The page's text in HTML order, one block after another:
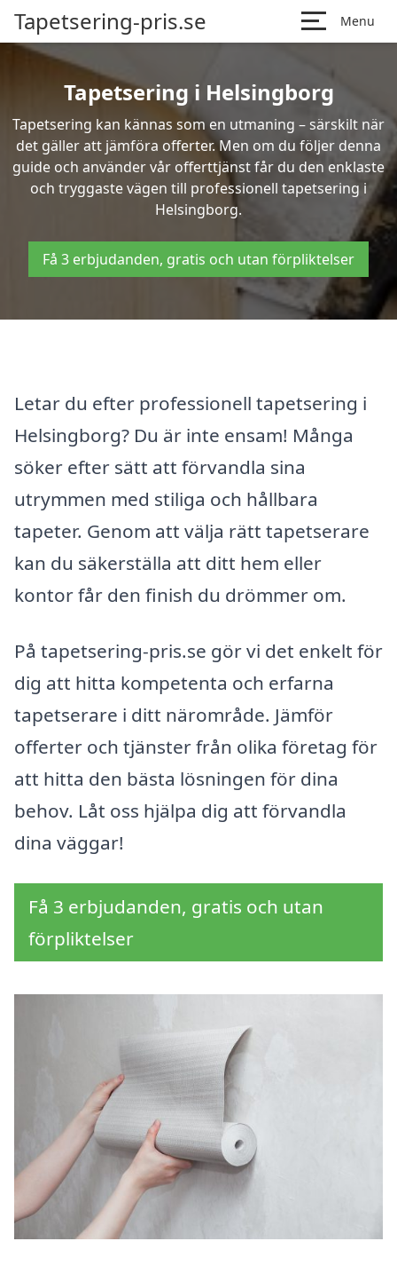
Tapetsering-pris.se Menu
Tapetsering i Helsingborg
Tapetsering kan kännas som en utmaning – särskilt när
det gäller att jämföra offerter. Men om du följer denna
guide och använder vår offerttjänst får du den enklaste
och tryggaste vägen till professionell tapetsering i
Helsingborg.
Få 3 erbjudanden, gratis och utan förpliktelser
Letar du efter professionell tapetsering i
Helsingborg? Du är inte ensam! Många
söker efter sätt att förvandla sina
utrymmen med stiliga och hållbara
tapeter. Genom att välja rätt tapetserare
kan du säkerställa att ditt hem eller
kontor får den finish du drömmer om.
På tapetsering-pris.se gör vi det enkelt för
dig att hitta kompetenta och erfarna
tapetserare i ditt närområde. Jämför
offerter och tjänster från olika företag för
att hitta den bästa lösningen för dina
behov. Låt oss hjälpa dig att förvandla
dina väggar!
Få 3 erbjudanden, gratis och utan
förpliktelser